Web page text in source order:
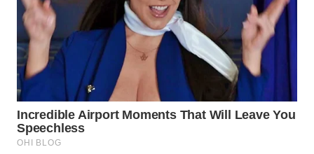
WN
NATUNA
WN
BINTAN
WN
MANDALIKA